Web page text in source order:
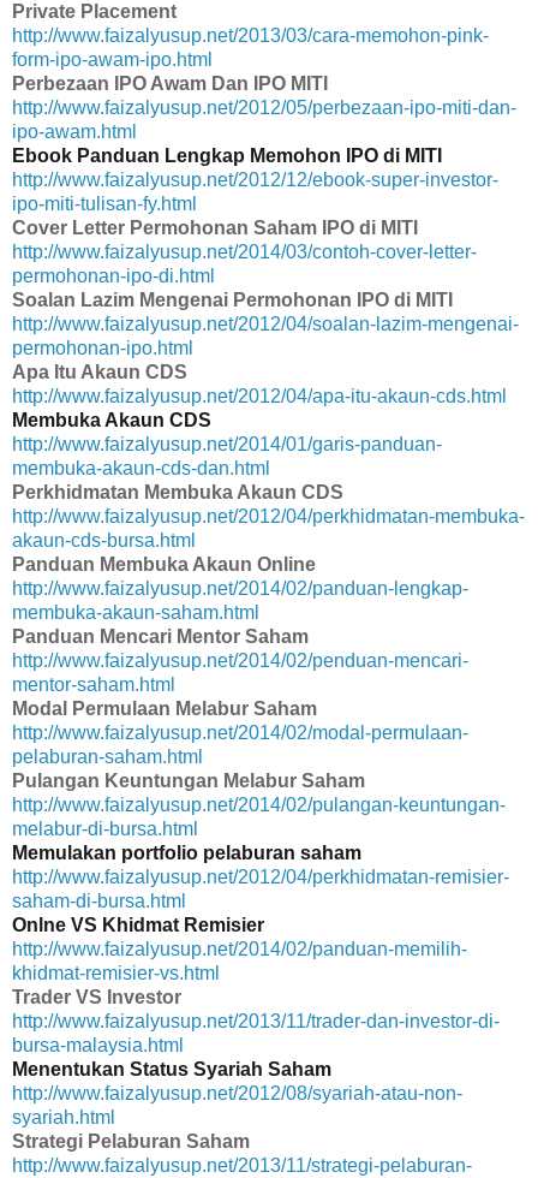
Private Placement
http://www.faizalyusup.net/2013/03/cara-memohon-pink-
form-ipo-awam-ipo.html
Perbezaan IPO Awam Dan IPO MITI
http://www.faizalyusup.net/2012/05/perbezaan-ipo-miti-dan-
ipo-awam.html
Ebook Panduan Lengkap Memohon IPO di MITI
http://www.faizalyusup.net/2012/12/ebook-super-investor-
ipo-miti-tulisan-fy.html
Cover Letter Permohonan Saham IPO di MITI
http://www.faizalyusup.net/2014/03/contoh-cover-letter-
permohonan-ipo-di.html
Soalan Lazim Mengenai Permohonan IPO di MITI
http://www.faizalyusup.net/2012/04/soalan-lazim-mengenai-
permohonan-ipo.html
Apa Itu Akaun CDS
http://www.faizalyusup.net/2012/04/apa-itu-akaun-cds.html
Membuka Akaun CDS
http://www.faizalyusup.net/2014/01/garis-panduan-
membuka-akaun-cds-dan.html
Perkhidmatan Membuka Akaun CDS
http://www.faizalyusup.net/2012/04/perkhidmatan-membuka-
akaun-cds-bursa.html
Panduan Membuka Akaun Online
http://www.faizalyusup.net/2014/02/panduan-lengkap-
membuka-akaun-saham.html
Panduan Mencari Mentor Saham
http://www.faizalyusup.net/2014/02/penduan-mencari-
mentor-saham.html
Modal Permulaan Melabur Saham
http://www.faizalyusup.net/2014/02/modal-permulaan-
pelaburan-saham.html
Pulangan Keuntungan Melabur Saham
http://www.faizalyusup.net/2014/02/pulangan-keuntungan-
melabur-di-bursa.html
Memulakan portfolio pelaburan saham
http://www.faizalyusup.net/2012/04/perkhidmatan-remisier-
saham-di-bursa.html
Onlne VS Khidmat Remisier
http://www.faizalyusup.net/2014/02/panduan-memilih-
khidmat-remisier-vs.html
Trader VS Investor
http://www.faizalyusup.net/2013/11/trader-dan-investor-di-
bursa-malaysia.html
Menentukan Status Syariah Saham
http://www.faizalyusup.net/2012/08/syariah-atau-non-
syariah.html
Strategi Pelaburan Saham
http://www.faizalyusup.net/2013/11/strategi-pelaburan-